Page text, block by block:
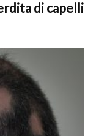
di capelli